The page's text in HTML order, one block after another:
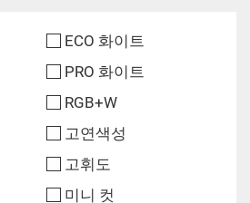
ECO 화이트
PRO 화이트
RGB+W
고연색성
고휘도
미니 컷